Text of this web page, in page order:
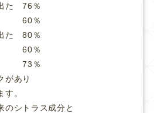
た 76％
60％
た 80％
60％
た 73％
があり
す。
のシトラス成分と